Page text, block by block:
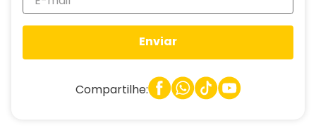
Enviar
Compartilhe: